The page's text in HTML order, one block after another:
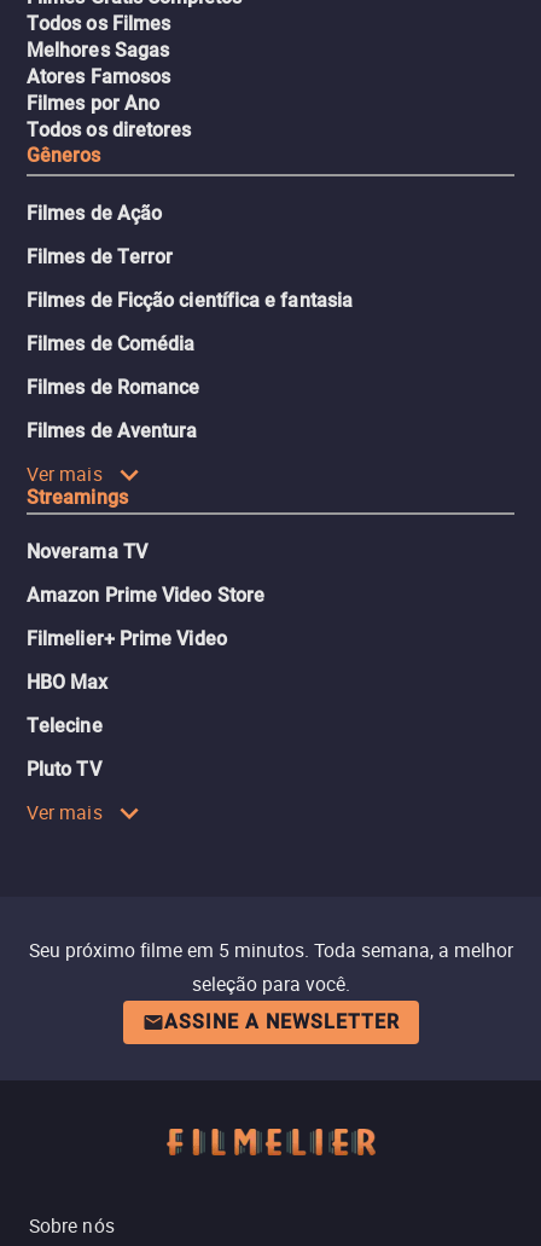
Todos os Filmes
Melhores Sagas
Atores Famosos
Filmes por Ano
Todos os diretores
Gêneros
Filmes de Ação
Filmes de Terror
Filmes de Ficção científica e fantasia
Filmes de Comédia
Filmes de Romance
Filmes de Aventura
Ver mais
Streamings
Noverama TV
Amazon Prime Video Store
Filmelier+ Prime Video
HBO Max
Telecine
Pluto TV
Ver mais
Seu próximo filme em 5 minutos. Toda semana, a melhor
seleção para você.
ASSINE A NEWSLETTER
Sobre nós